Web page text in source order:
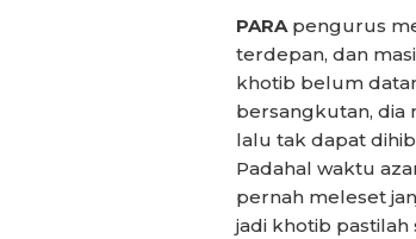
PARApengurus
terdepan, dan
khotib belum
bersangkutan, dia
lalu tak dapat
Padahal waktu
pernah meleset
jadi khotib pastilah